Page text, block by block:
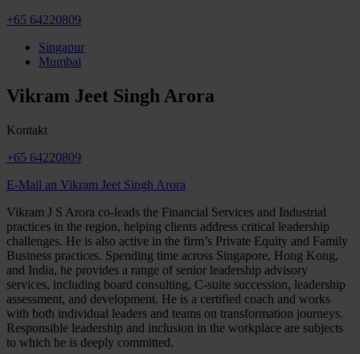
+65 64220809
Singapur
Mumbai
Vikram Jeet Singh Arora
Kontakt
+65 64220809
E-Mail an Vikram Jeet Singh Arora
Vikram J S Arora co-leads the Financial Services and Industrial
practices in the region, helping clients address critical leadership
challenges. He is also active in the firm’s Private Equity and Family
Business practices. Spending time across Singapore, Hong Kong,
and India, he provides a range of senior leadership advisory
services, including board consulting, C-suite succession, leadership
assessment, and development. He is a certified coach and works
with both individual leaders and teams on transformation journeys.
Responsible leadership and inclusion in the workplace are subjects
to which he is deeply committed.